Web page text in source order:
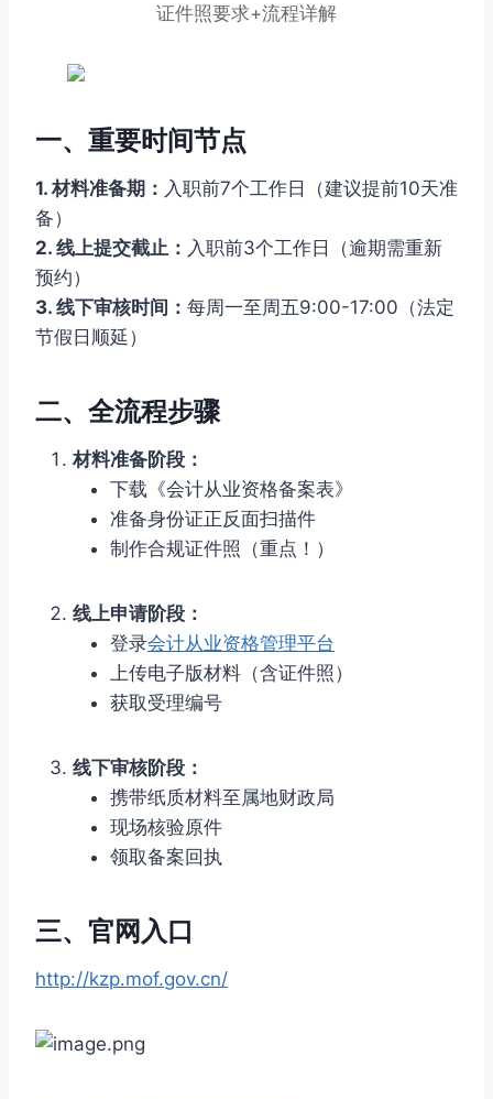
证件照要求+流程详解
一、重要时间节点
1. 材料准备期： 入职前7个工作日（建议提前10天准
备）
2. 线上提交截止： 入职前3个工作日（逾期需重新
预约）
3. 线下审核时间： 每周一至周五9:00-17:00（法定
节假日顺延）
二、全流程步骤
材料准备阶段：
下载《会计从业资格备案表》
准备身份证正反面扫描件
制作合规证件照（重点！）
线上申请阶段：
登录会计从业资格管理平台
上传电子版材料（含证件照）
获取受理编号
线下审核阶段：
携带纸质材料至属地财政局
现场核验原件
领取备案回执
三、官网入口
http://kzp.mof.gov.cn/